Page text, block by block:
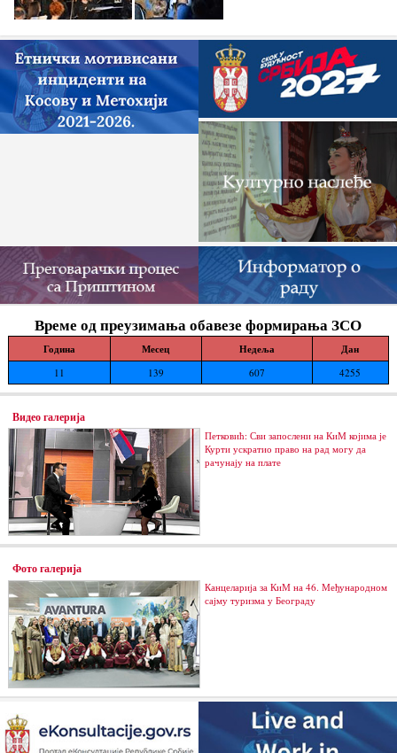
Време од преузимања обавезе формирања ЗСО
Година Месец Недеља Дан
11 139 607 4255
Видео галерија
Петковић: Сви запослени на КиМ којима је
Курти ускратио право на рад могу да
рачунају на плате
Фото галерија
Канцеларија за КиМ на 46. Међународном
сајму туризма у Београду